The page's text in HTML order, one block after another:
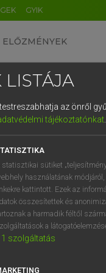
GYIK
ELŐZMÉNYEK
VAN ELŐFIZETÉSED?
megtekintéséhez.
LISTÁJA
az önről
tájékoztatónkat.
statisztikai sütiket
használatának
kattintott. Ezek az
összesítettek és
a harmadik féltől
a
1 szolgáltatás
DE CN FR ES IT NL
1 2 3 4
q w e
a s d f
í y x